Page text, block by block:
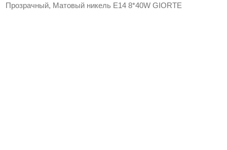
Прозрачный, Матовый никель E14 8*40W GIORTE